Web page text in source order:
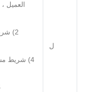
ل
2) شريط مربع: 1mm*1mm - 800mm*800mm